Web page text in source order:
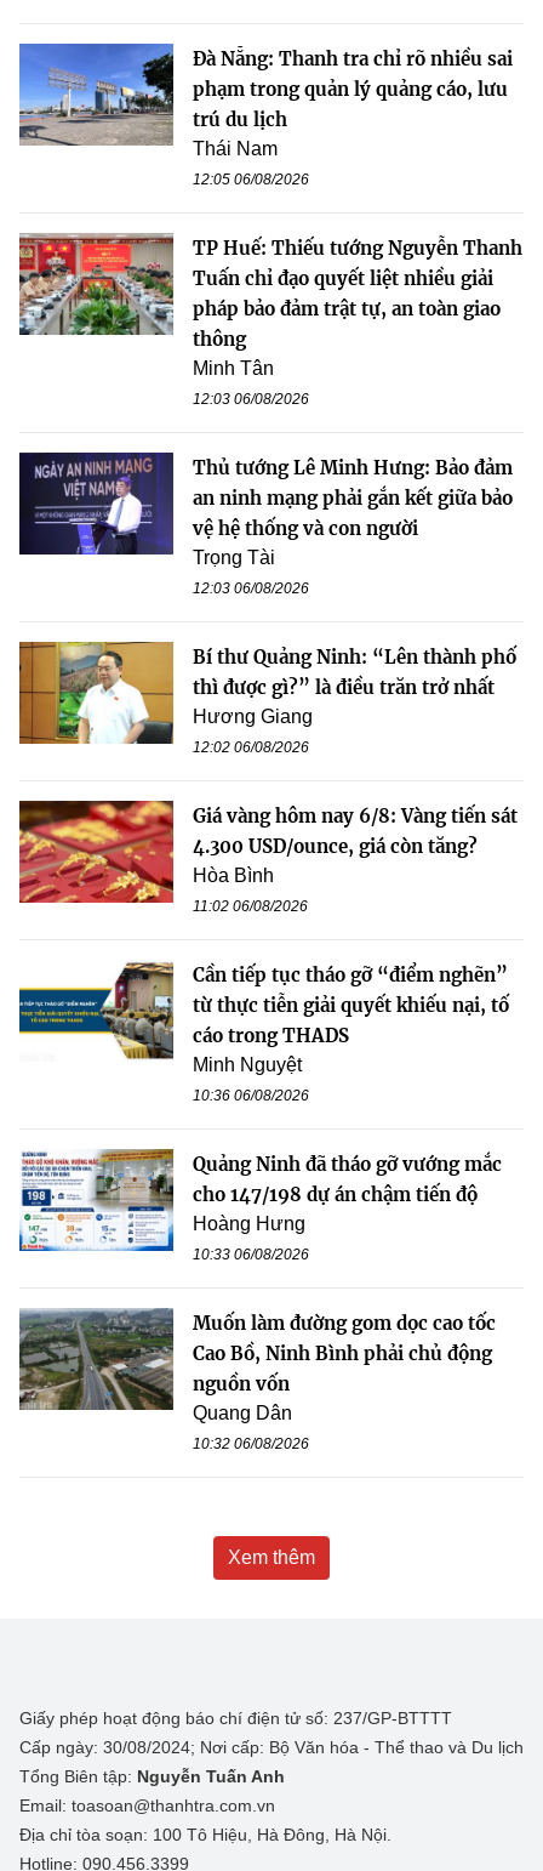
Đà Nẵng: Thanh tra chỉ rõ nhiều sai
phạm trong quản lý quảng cáo, lưu
trú du lịch
Thái Nam
12:05 06/08/2026
TP Huế: Thiếu tướng Nguyễn Thanh
Tuấn chỉ đạo quyết liệt nhiều giải
pháp bảo đảm trật tự, an toàn giao
thông
Minh Tân
12:03 06/08/2026
Thủ tướng Lê Minh Hưng: Bảo đảm
an ninh mạng phải gắn kết giữa bảo
vệ hệ thống và con người
Trọng Tài
12:03 06/08/2026
Bí thư Quảng Ninh: “Lên thành phố
thì được gì?” là điều trăn trở nhất
Hương Giang
12:02 06/08/2026
Giá vàng hôm nay 6/8: Vàng tiến sát
4.300 USD/ounce, giá còn tăng?
Hòa Bình
11:02 06/08/2026
Cần tiếp tục tháo gỡ “điểm nghẽn”
từ thực tiễn giải quyết khiếu nại, tố
cáo trong THADS
Minh Nguyệt
10:36 06/08/2026
Quảng Ninh đã tháo gỡ vướng mắc
cho 147/198 dự án chậm tiến độ
Hoàng Hưng
10:33 06/08/2026
Muốn làm đường gom dọc cao tốc
Cao Bồ, Ninh Bình phải chủ động
nguồn vốn
Quang Dân
10:32 06/08/2026
Xem thêm
Giấy phép hoạt động báo chí điện tử số: 237/GP-BTTTT
Cấp ngày: 30/08/2024; Nơi cấp: Bộ Văn hóa - Thể thao và Du lịch
Tổng Biên tập: Nguyễn Tuấn Anh
Email: toasoan@thanhtra.com.vn
Địa chỉ tòa soạn: 100 Tô Hiệu, Hà Đông, Hà Nội.
Hotline: 090.456.3399